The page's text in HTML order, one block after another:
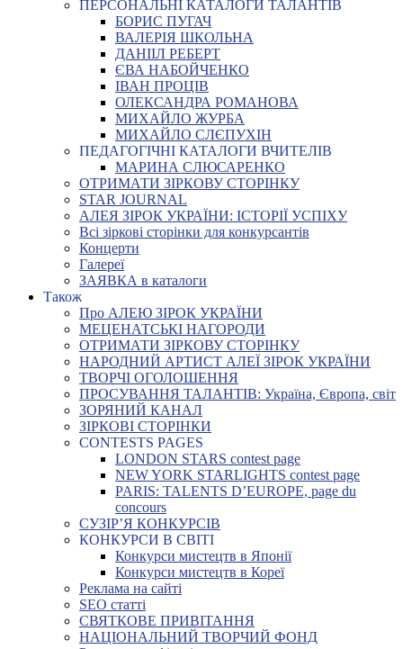
ПЕРСОНАЛЬНІ КАТАЛОГИ ТАЛАНТІВ
БОРИС ПУГАЧ
ВАЛЕРІЯ ШКОЛЬНА
ДАНІІЛ РЕБЕРТ
ЄВА НАБОЙЧЕНКО
ІВАН ПРОЦІВ
ОЛЕКСАНДРА РОМАНОВА
МИХАЙЛО ЖУРБА
МИХАЙЛО СЛЄПУХІН
ПЕДАГОГІЧНІ КАТАЛОГИ ВЧИТЕЛІВ
МАРИНА СЛЮСАРЕНКО
ОТРИМАТИ ЗІРКОВУ СТОРІНКУ
STAR JOURNAL
АЛЕЯ ЗІРОК УКРАЇНИ: ІСТОРІЇ УСПІХУ
Всі зіркові сторінки для конкурсантів
Концерти
Галереї
ЗАЯВКА в каталоги
Також
Про АЛЕЮ ЗІРОК УКРАЇНИ
МЕЦЕНАТСЬКІ НАГОРОДИ
ОТРИМАТИ ЗІРКОВУ СТОРІНКУ
НАРОДНИЙ АРТИСТ АЛЕЇ ЗІРОК УКРАЇНИ
ТВОРЧІ ОГОЛОШЕННЯ
ПРОСУВАННЯ ТАЛАНТІВ: Україна, Європа, світ
ЗОРЯНИЙ КАНАЛ
ЗІРКОВІ СТОРІНКИ
CONTESTS PAGES
LONDON STARS contest page
NEW YORK STARLIGHTS contest page
PARIS: TALENTS D’EUROPE, page du
concours
СУЗІР’Я КОНКУРСІВ
КОНКУРСИ В СВІТІ
Конкурси мистецтв в Японії
Конкурси мистецтв в Кореї
Реклама на сайті
SEO статті
СВЯТКОВЕ ПРИВІТАННЯ
НАЦІОНАЛЬНИЙ ТВОРЧИЙ ФОНД